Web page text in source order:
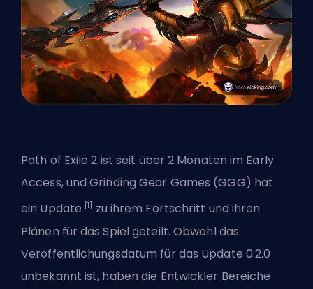
Path of Exile 2 ist seit über 2 Monaten im Early
Access, und Grinding Gear Games (GGG) hat
ein Update [1]
zu ihrem Fortschritt und ihren
Plänen für das Spiel geteilt. Obwohl das
Veröffentlichungsdatum für das Update 0.2.0
unbekannt ist, haben die Entwickler Bereiche